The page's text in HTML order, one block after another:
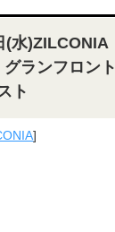
(水
ランフロン
ト
]